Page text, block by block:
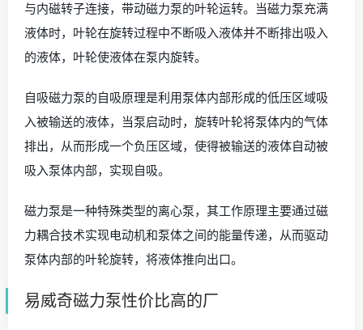
与内磁转子连接，带动磁力泵的叶轮运转。当磁力泵充满
液体时，叶轮在旋转过程中不断吸入液体并不断排出吸入
的液体，叶轮使液体在泵内旋转。
自吸磁力泵的自吸原理是利用泵体内部形成的低压区域吸
入被输送的液体，当泵启动时，旋转叶轮将泵体内的气体
排出，从而形成一个负压区域，使得被输送的液体自动被
吸入泵体内部，实现自吸。
磁力泵是一种特殊类型的离心泵，其工作原理主要通过磁
力耦合技术实现电动机和泵体之间的能量传递，从而驱动
泵体内部的叶轮旋转，将液体推向出口。
易威奇磁力泵性价比高的厂